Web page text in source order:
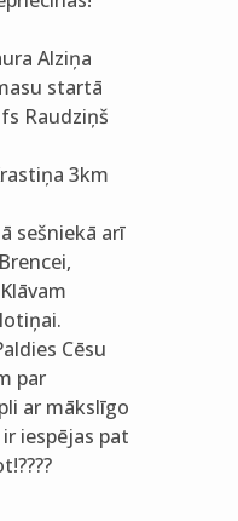
Alziņa
startā
Raudziņš
3km
sešniekā arī
Cēsu
par
ar mākslīgo
iespējas pat